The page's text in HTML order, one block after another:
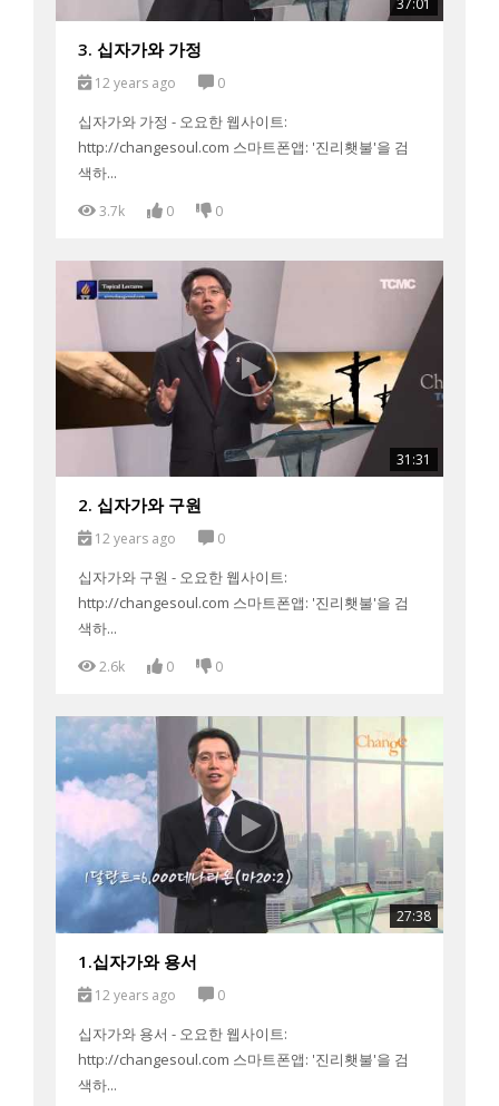
3. 십자가와 가정
12 years ago 0
십자가와 가정 - 오요한 웹사이트:
http://changesoul.com 스마트폰앱: '진리횃불'을 검
색하...
3.7k 0 0
31:31
2. 십자가와 구원
12 years ago 0
십자가와 구원 - 오요한 웹사이트:
http://changesoul.com 스마트폰앱: '진리횃불'을 검
색하...
2.6k 0 0
27:38
1.십자가와 용서
12 years ago 0
십자가와 용서 - 오요한 웹사이트:
http://changesoul.com 스마트폰앱: '진리횃불'을 검
색하...